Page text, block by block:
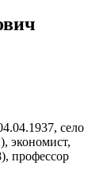
село
экономист,
профессор